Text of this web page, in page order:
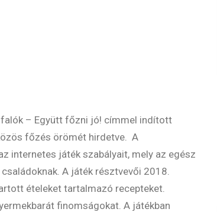
– Együtt főzni jó! címmel indított
főzés örömét hirdetve. A
internetes játék szabályait, mely az egész
A játék résztvevői 2018.
ételeket tartalmazó recepteket.
finomságokat. A játékban